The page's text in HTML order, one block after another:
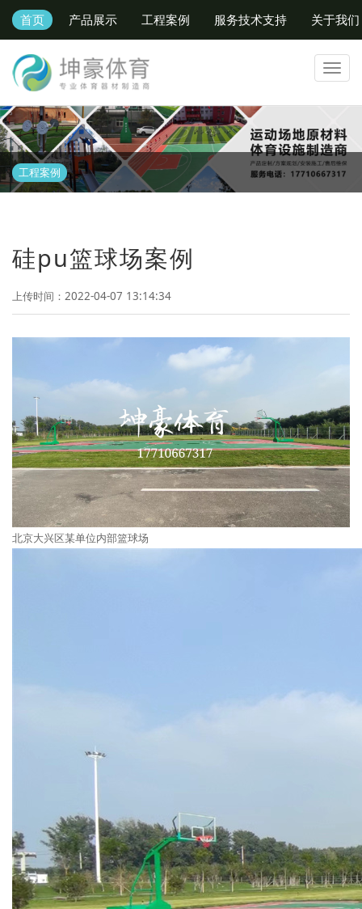
首页 产品展示 工程案例 服务技术支持 关于我们
工程案例
硅pu篮球场案例
上传时间：2022-04-07 13:14:34
北京大兴区某单位内部篮球场